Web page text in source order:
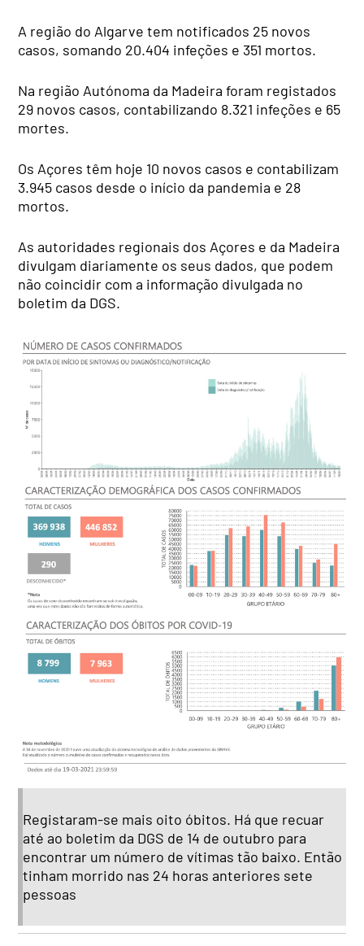
A região do Algarve tem notificados 25 novos
casos, somando 20.404 infeções e 351 mortos.
Na região Autónoma da Madeira foram registados
29 novos casos, contabilizando 8.321 infeções e 65
mortes.
Os Açores têm hoje 10 novos casos e contabilizam
3.945 casos desde o início da pandemia e 28
mortos.
As autoridades regionais dos Açores e da Madeira
divulgam diariamente os seus dados, que podem
não coincidir com a informação divulgada no
boletim da DGS.
Registaram-se mais oito óbitos. Há que recuar
até ao boletim da DGS de 14 de outubro para
encontrar um número de vítimas tão baixo. Então
tinham morrido nas 24 horas anteriores sete
pessoas